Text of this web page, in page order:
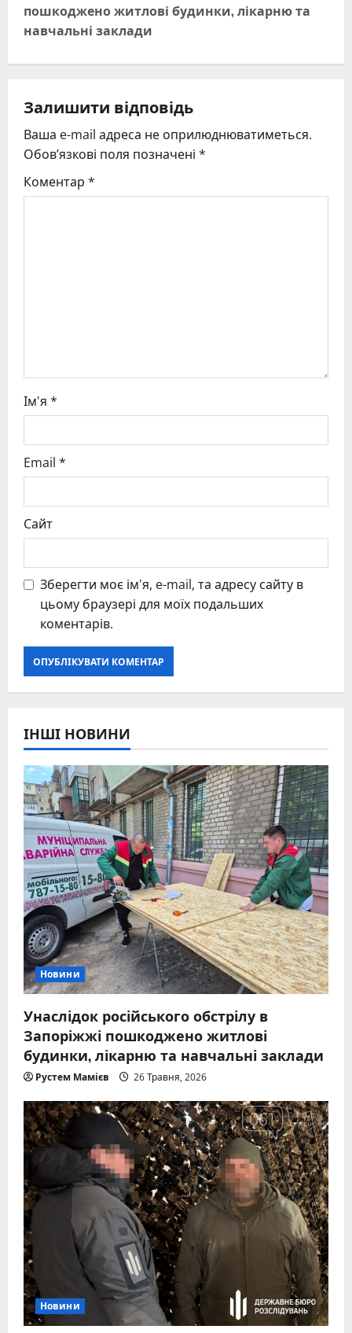
a
v
i
g
a
t
пошкоджено житлові будинки, лікарню та
навчальні заклади
Залишити відповідь
Ваша e-mail адреса не оприлюднюватиметься.
Обов’язкові поля позначені *
Коментар *
Ім'я *
Email *
Сайт
Зберегти моє ім'я, e-mail, та адресу сайту в
цьому браузері для моїх подальших
коментарів.
ІНШІ НОВИНИ
Новини
Унаслідок російського обстрілу в
Запоріжжі пошкоджено житлові
будинки, лікарню та навчальні заклади
Рустем Мамієв 26 Травня, 2026
Новини